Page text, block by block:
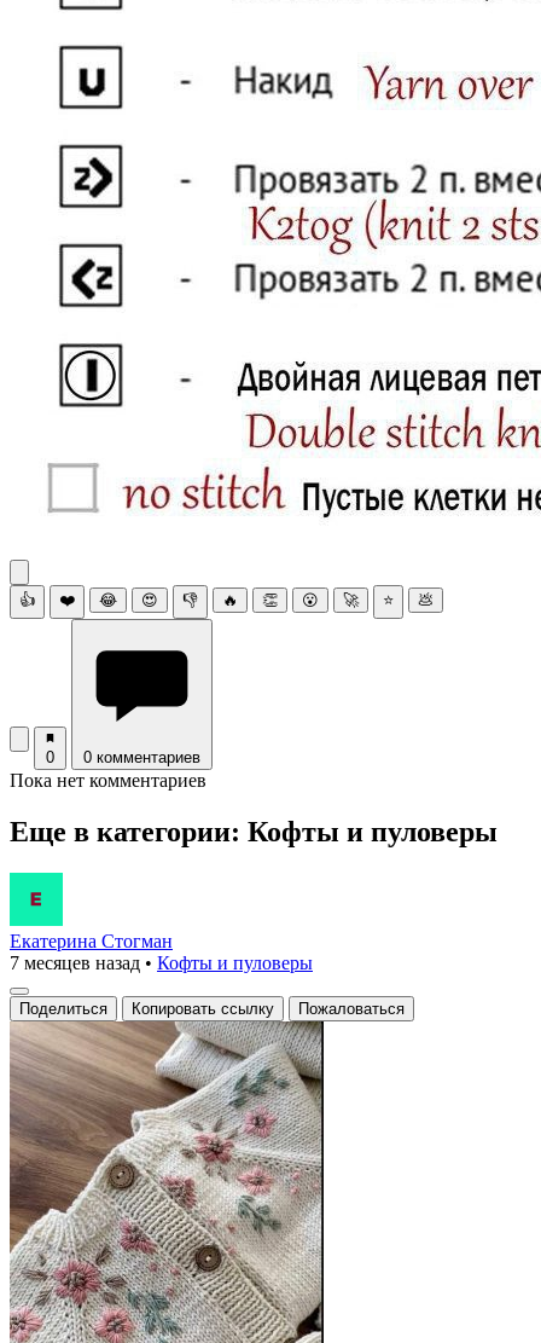
👍 ❤️ 😂 😍 👎 🔥 👏 😮 🚀 ⭐ 💩
0 0 комментариев
Пока нет комментариев
Еще в категории: Кофты и пуловеры
Екатерина Стогман
7 месяцев назад • Кофты и пуловеры
Поделиться Копировать ссылку Пожаловаться